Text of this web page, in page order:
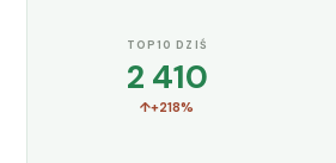
TOP10 DZIŚ
2 410
+218%